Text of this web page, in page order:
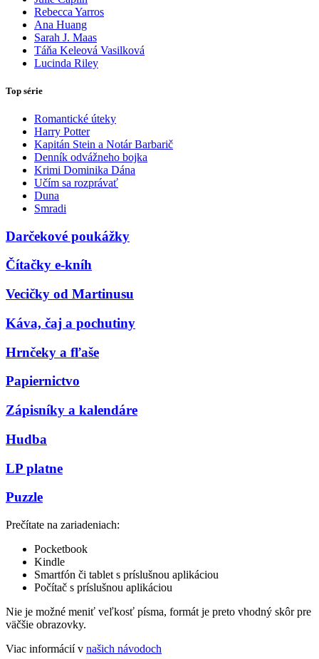
Rebecca Yarros
Ana Huang
Sarah J. Maas
Táňa Keleová Vasilková
Lucinda Riley
Top série
Romantické úteky
Harry Potter
Kapitán Stein a Notár Barbarič
Denník odvážneho bojka
Krimi Dominika Dána
Učím sa rozprávať
Duna
Smradi
Darčekové poukážky
Čítačky e-kníh
Vecičky od Martinusu
Káva, čaj a pochutiny
Hrnčeky a fľaše
Papiernictvo
Zápisníky a kalendáre
Hudba
LP platne
Puzzle
Prečítate na zariadeniach:
Pocketbook
Kindle
Smartfón či tablet s príslušnou aplikáciou
Počítač s príslušnou aplikáciou
Nie je možné meniť veľkosť písma, formát je preto vhodný skôr pre
väčšie obrazovky.
Viac informácií v našich návodoch